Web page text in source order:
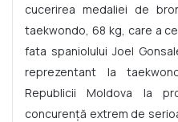
cucerirea medaliei de
taekwondo, 68 kg, care a
fata spaniolului Joel
reprezentant la
Republicii Moldova la
concurență extrem de